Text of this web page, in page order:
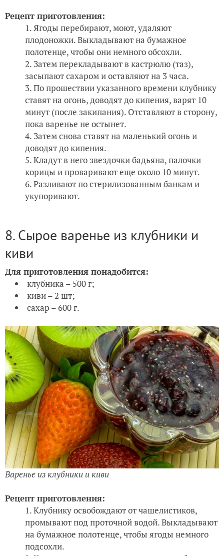
Рецепт приготовления:
Ягоды перебирают, моют, удаляют
плодоножки. Выкладывают на бумажное
полотенце, чтобы они немного обсохли.
Затем перекладывают в кастрюлю (таз),
засыпают сахаром и оставляют на 3 часа.
По прошествии указанного времени клубнику
ставят на огонь, доводят до кипения, варят 10
минут (после закипания). Отставляют в сторону,
пока варенье не остынет.
Затем снова ставят на маленький огонь и
доводят до кипения.
Кладут в него звездочки бадьяна, палочки
корицы и проваривают еще около 10 минут.
Разливают по стерилизованным банкам и
укупоривают.
8. Сырое варенье из клубники и
киви
Для приготовления понадобится:
клубника – 500 г;
киви – 2 шт;
сахар – 600 г.
Варенье из клубники и киви
Рецепт приготовления:
Клубнику освобождают от чашелистиков,
промывают под проточной водой. Выкладывают
на бумажное полотенце, чтобы ягоды немного
подсохли.